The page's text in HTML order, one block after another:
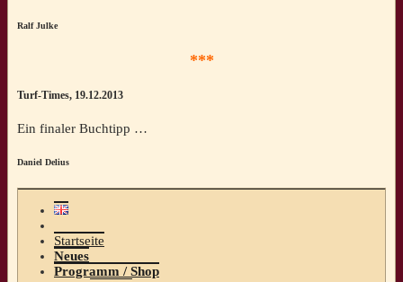
Ralf Julke
***
Turf-Times, 19.12.2013
Ein finaler Buchtipp …
Daniel Delius
Startseite
Neues
Programm / Shop